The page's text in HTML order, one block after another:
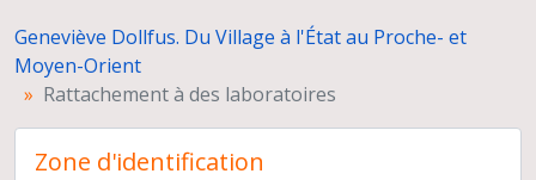
Carrière
Geneviève Dollfus. Du Village à l'État au Proche- et
Moyen-Orient
Rattachement à des laboratoires
Zone d'identification